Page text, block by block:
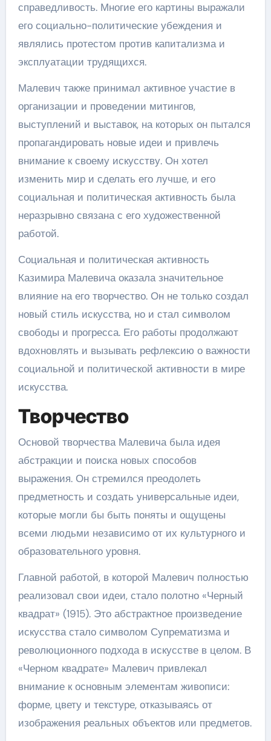
справедливость. Многие его картины выражали
его социально-политические убеждения и
являлись протестом против капитализма и
эксплуатации трудящихся.
Малевич также принимал активное участие в
организации и проведении митингов,
выступлений и выставок, на которых он пытался
пропагандировать новые идеи и привлечь
внимание к своему искусству. Он хотел
изменить мир и сделать его лучше, и его
социальная и политическая активность была
неразрывно связана с его художественной
работой.
Социальная и политическая активность
Казимира Малевича оказала значительное
влияние на его творчество. Он не только создал
новый стиль искусства, но и стал символом
свободы и прогресса. Его работы продолжают
вдохновлять и вызывать рефлексию о важности
социальной и политической активности в мире
искусства.
Творчество
Основой творчества Малевича была идея
абстракции и поиска новых способов
выражения. Он стремился преодолеть
предметность и создать универсальные идеи,
которые могли бы быть поняты и ощущены
всеми людьми независимо от их культурного и
образовательного уровня.
Главной работой, в которой Малевич полностью
реализовал свои идеи, стало полотно «Черный
квадрат» (1915). Это абстрактное произведение
искусства стало символом Супрематизма и
революционного подхода в искусстве в целом. В
«Черном квадрате» Малевич привлекал
внимание к основным элементам живописи:
форме, цвету и текстуре, отказываясь от
изображения реальных объектов или предметов.